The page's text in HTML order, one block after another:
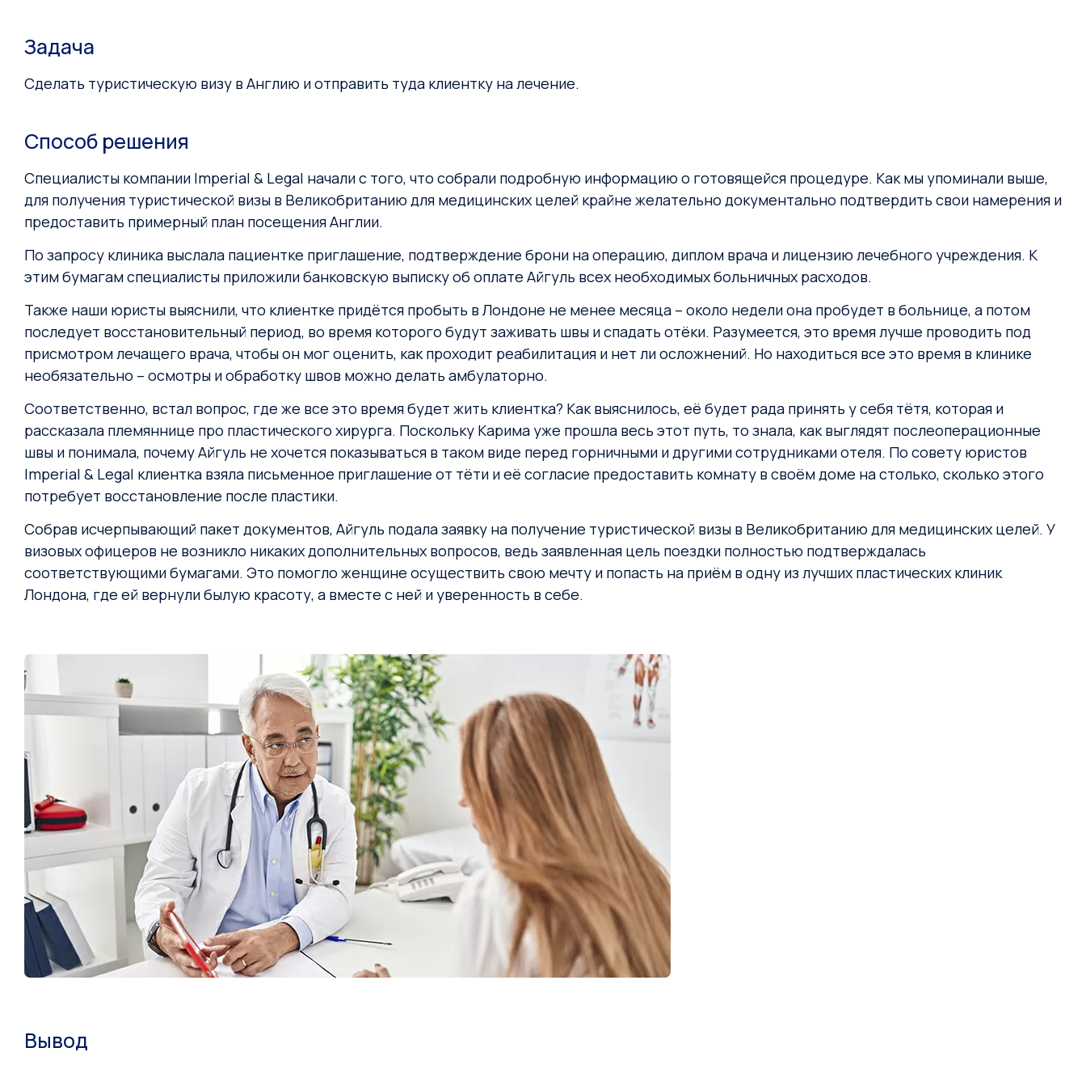
Задача
Сделать туристическую визу в Англию и отправить туда клиентку на лечение.
Способ решения
Специалисты компании Imperial & Legal начали с того, что собрали подробную информацию о готовящейся процедуре. Как мы упоминали выше,
для получения туристической визы в Великобританию для медицинских целей крайне желательно документально подтвердить свои намерения и
предоставить примерный план посещения Англии.
По запросу клиника выслала пациентке приглашение, подтверждение брони на операцию, диплом врача и лицензию лечебного учреждения. К
этим бумагам специалисты приложили банковскую выписку об оплате Айгуль всех необходимых больничных расходов.
Также наши юристы выяснили, что клиентке придётся пробыть в Лондоне не менее месяца – около недели она пробудет в больнице, а потом
последует восстановительный период, во время которого будут заживать швы и спадать отёки. Разумеется, это время лучше проводить под
присмотром лечащего врача, чтобы он мог оценить, как проходит реабилитация и нет ли осложнений. Но находиться все это время в клинике
необязательно – осмотры и обработку швов можно делать амбулаторно.
Соответственно, встал вопрос, где же все это время будет жить клиентка? Как выяснилось, её будет рада принять у себя тётя, которая и
рассказала племяннице про пластического хирурга. Поскольку Карима уже прошла весь этот путь, то знала, как выглядят послеоперационные
швы и понимала, почему Айгуль не хочется показываться в таком виде перед горничными и другими сотрудниками отеля. По совету юристов
Imperial & Legal клиентка взяла письменное приглашение от тёти и её согласие предоставить комнату в своём доме на столько, сколько этого
потребует восстановление после пластики.
Собрав исчерпывающий пакет документов, Айгуль подала заявку на получение туристической визы в Великобританию для медицинских целей. У
визовых офицеров не возникло никаких дополнительных вопросов, ведь заявленная цель поездки полностью подтверждалась
соответствующими бумагами. Это помогло женщине осуществить свою мечту и попасть на приём в одну из лучших пластических клиник
Лондона, где ей вернули былую красоту, а вместе с ней и уверенность в себе.
Вывод